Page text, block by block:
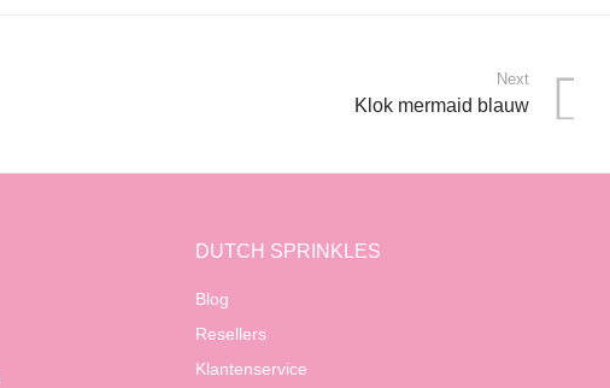
Next
Klok mermaid blauw
DUTCH SPRINKLES
Blog
Resellers
Klantenservice